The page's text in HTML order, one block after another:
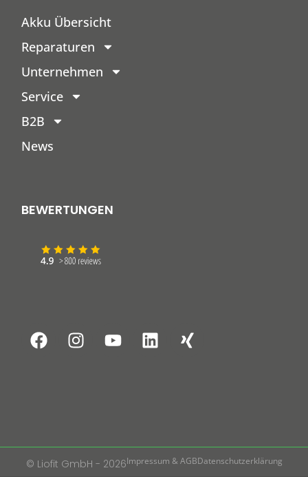
Akku Übersicht
Reparaturen
Unternehmen
Service
B2B
News
BEWERTUNGEN
© Liofit GmbH - 2026Impressum & AGBDatenschutzerklärung